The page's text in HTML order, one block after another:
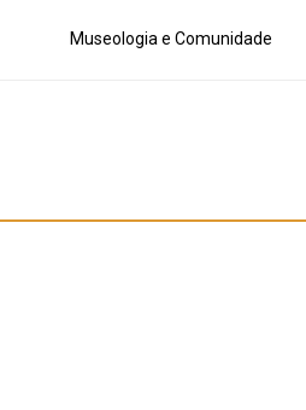
Museologia e Comunidade